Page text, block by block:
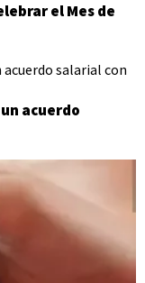
el Mes de
acuerdo